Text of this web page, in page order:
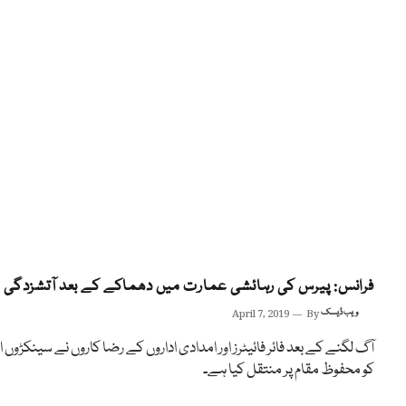
فرانس: پیرس کی رہائشی عمارت میں دھماکے کے بعد آتشزدگی
April 7, 2019 Byویب ڈیسک
آگ لگنے کے بعد فائر فائیٹرز اور امدادی اداروں کے رضا کاروں نے سینکڑوں
کو محفوظ مقام پر منتقل کیا ہے۔